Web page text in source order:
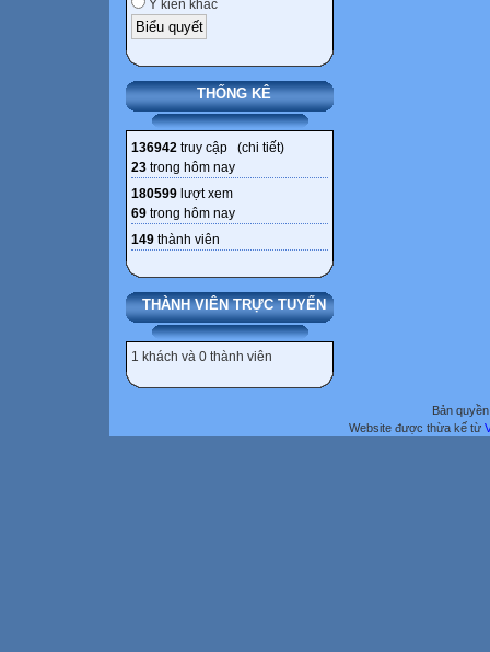
Ý kiến khác
THỐNG KÊ
136942 truy cập (chi tiết)
23 trong hôm nay
180599 lượt xem
69 trong hôm nay
149 thành viên
THÀNH VIÊN TRỰC TUYẾN
1 khách và 0 thành viên
Bản
Website được thừa kế từ